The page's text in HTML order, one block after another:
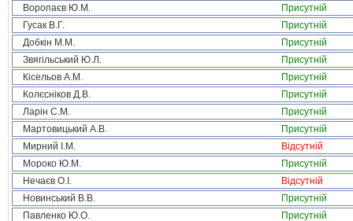
Воропаєв Ю.М.
Присутній
Гусак В.Г.
Присутній
Добкін М.М.
Присутній
Звягільський Ю.Л.
Присутній
Кісельов А.М.
Присутній
Колєсніков Д.В.
Присутній
Ларін С.М.
Присутній
Мартовицький А.В.
Присутній
Мирний І.М.
Відсутній
Мороко Ю.М.
Присутній
Нечаєв О.І.
Відсутній
Новинський В.В.
Присутній
Павленко Ю.О.
Присутній